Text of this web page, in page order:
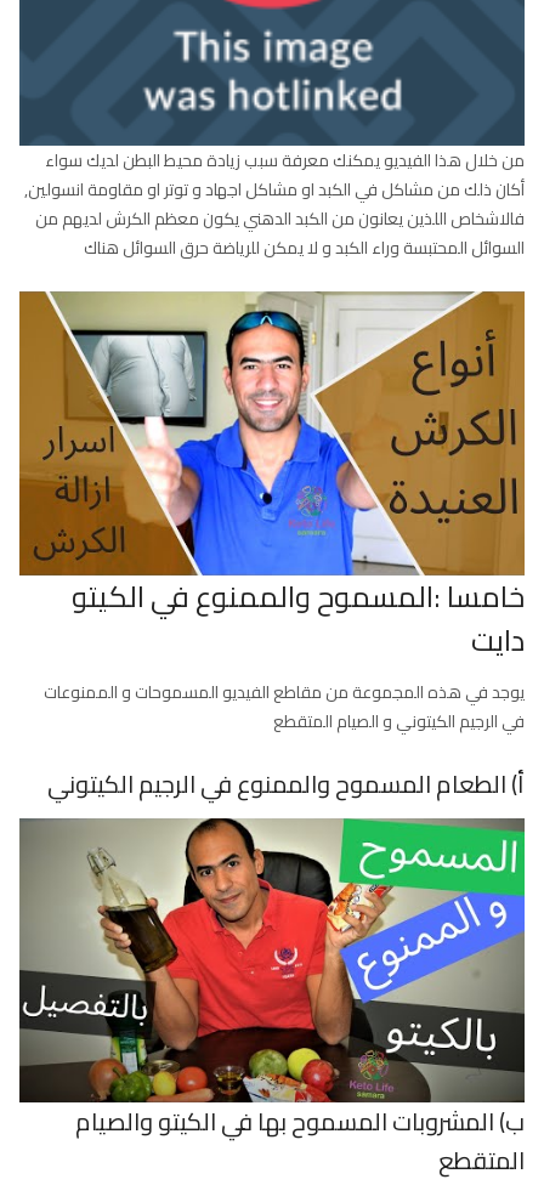
من خلال هذا الفيديو يمكنك معرفة سبب زيادة محيط البطن لديك سواء
أكان ذلك من مشاكل في الكبد او مشاكل اجهاد و توتر او مقاومة انسولين,
فالاشخاص اللذين يعانون من الكبد الدهني يكون معظم الكرش لديهم من
السوائل المحتبسة وراء الكبد و لا يمكن للرياضة حرق السوائل هناك
خامسا :المسموح والممنوع في الكيتو
دايت
يوجد في هذه المجموعة من مقاطع الفيديو المسموحات و الممنوعات
في الرجيم الكيتوني و الصيام المتقطع
أ) الطعام المسموح والممنوع في الرجيم الكيتوني
ب) المشروبات المسموح بها في الكيتو والصيام
المتقطع